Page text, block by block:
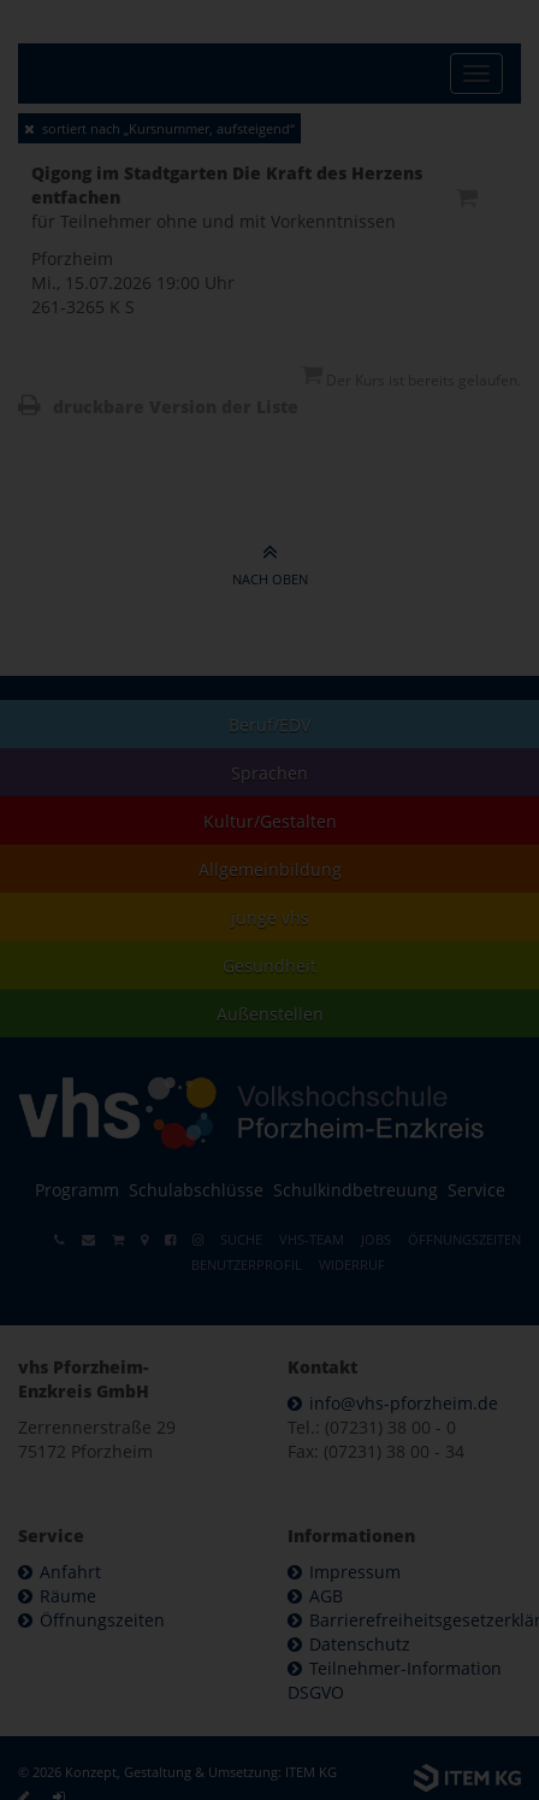
Toggle
sortiert nach „Kursnummer, aufsteigend“
Qigong im Stadtgarten Die Kraft des Herzens
entfachen
für Teilnehmer ohne und mit Vorkenntnissen
Pforzheim
Mi., 15.07.2026 19:00 Uhr
261-3265 K S
NACH OBEN
Beruf/EDV
Sprachen
Kultur/Gestalten
Allgemeinbildung
junge vhs
Gesundheit
Außenstellen
Programm Schulabschlüsse Schulkindbetreuung Service
SUCHE VHS-TEAM JOBS
ÖFFNUNGSZEITEN
BENUTZERPROFIL
WIDERRUF
vhs Pforzheim-
Enzkreis GmbH
Zerrennerstraße 29
75172 Pforzheim
Kontakt
info@vhs-pforzheim.de
Tel.: (07231) 38 00 - 0
Fax: (07231) 38 00 - 34
Service
Anfahrt
Räume
Öffnungszeiten
Informationen
Impressum
AGB
Datenschutz
Teilnehmer-Information
DSGVO
© 2026 Konzept, Gestaltung & Umsetzung: ITEM KG